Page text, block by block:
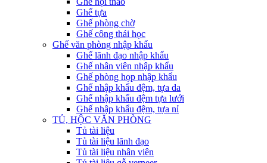
Ghế tựa
Ghế phòng chờ
Ghế công thái học
Ghế văn phòng nhập khẩu
Ghế lãnh đạo nhập khẩu
Ghế nhân viên nhập khẩu
Ghế phòng họp nhập khẩu
Ghế nhập khẩu đệm, tựa da
Ghế nhập khẩu đệm tựa lưới
Ghế nhập khẩu đệm, tựa nỉ
TỦ, HỘC VĂN PHÒNG
Tủ tài liệu
Tủ tài liệu lãnh đạo
Tủ tài liệu nhân viên